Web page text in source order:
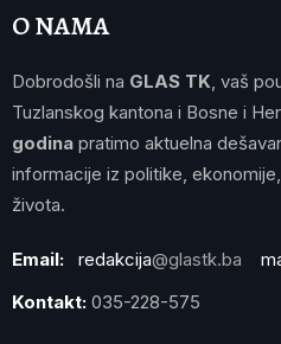
O NAMA
Dobrodošli na GLAS TK , vaš
Tuzlanskog kantona i Bosne i
godina pratimo aktuelna
informacije iz politike,
života.
Email: redakcija@glastk.ba
Kontakt: 035-228-575